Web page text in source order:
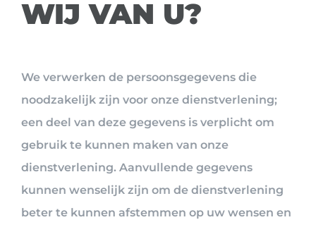
WIJ VAN U?
We verwerken de persoonsgegevens die
noodzakelijk zijn voor onze dienstverlening;
een deel van deze gegevens is verplicht om
gebruik te kunnen maken van onze
dienstverlening. Aanvullende gegevens
kunnen wenselijk zijn om de dienstverlening
beter te kunnen afstemmen op uw wensen en